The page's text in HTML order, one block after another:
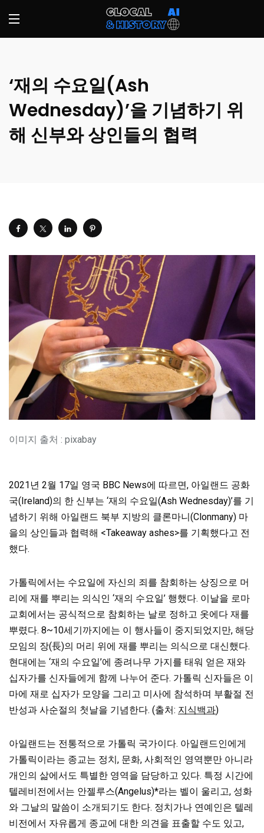
‘재의 수요일(Ash
Wednesday)’을 기념하기 위
해 신부와 상인들의 협력
이미지 출처 : pixabay
2021년 2월 17일 영국 BBC News에 따르면, 아일랜드 공화
국(Ireland)의 한 신부는 ‘재의 수요일(Ash Wednesday)’를 기
념하기 위해 아일랜드 북부 지방의 클론마니(Clonmany) 마
을의 상인들과 협력해 <Takeaway ashes>를 기획했다고 전
했다.
가톨릭에서는 수요일에 자신의 죄를 참회하는 상징으로 머
리에 재를 뿌리는 의식인 ‘재의 수요일’ 행했다. 이날을 로마
교회에서는 공식적으로 참회하는 날로 정하고 옷에다 재를
뿌렸다. 8~10세기까지에는 이 행사들이 중지되었지만, 해당
모임의 장(長)의 머리 위에 재를 뿌리는 의식으로 대신했다.
현대에는 ‘재의 수요일’에 종려나무 가지를 태워 얻은 재와
십자가를 신자들에게 함께 나누어 준다. 가톨릭 신자들은 이
마에 재로 십자가 모양을 그리고 미사에 참석하며 부활절 전
반성과 사순절의 첫날을 기념한다. (출처: 지식백과)
아일랜드는 전통적으로 가톨릭 국가이다. 아일랜드인에게
가톨릭이라는 종교는 정치, 문화, 사회적인 영역뿐만 아니라
개인의 삶에서도 특별한 영역을 담당하고 있다. 특정 시간에
텔레비전에서는 안젤루스(Angelus)*라는 벨이 울리고, 성화
와 그날의 말씀이 소개되기도 한다. 정치가나 연예인은 텔레
비전에서 자유롭게 종교에 대한 의견을 표출할 수도 있고,